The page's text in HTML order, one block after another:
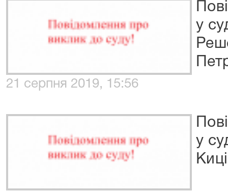
у
21 серпня 2019, 15:56
у